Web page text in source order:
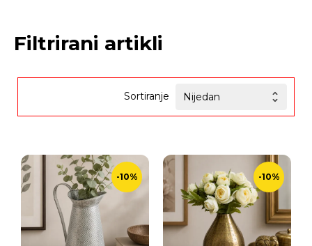
Filtrirani artikli
Sortiranje
-10% -10%